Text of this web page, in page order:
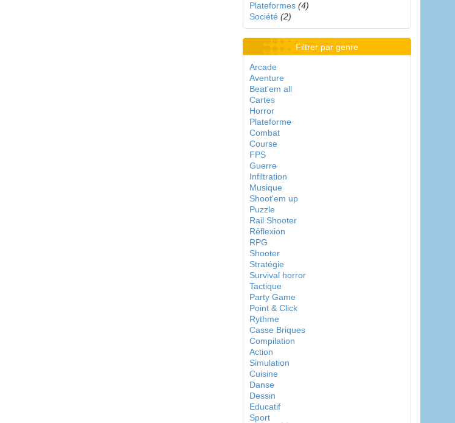
Plateformes (4)
Société (2)
Filtrer par genre
Arcade
Aventure
Beat'em all
Cartes
Horror
Plateforme
Combat
Course
FPS
Guerre
Infiltration
Musique
Shoot'em up
Puzzle
Rail Shooter
Réflexion
RPG
Shooter
Stratégie
Survival horror
Tactique
Party Game
Point & Click
Rythme
Casse Briques
Compilation
Action
Simulation
Cuisine
Danse
Dessin
Educatif
Sport